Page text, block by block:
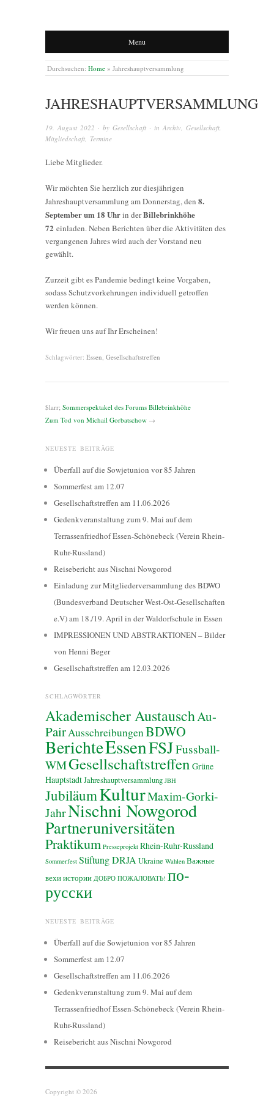
Menu
Durchsuchen: Home » Jahreshauptversammlung
JAHRESHAUPTVERSAMMLUNG
19. August 2022 · by Gesellschaft · in Archiv, Gesellschaft,
Mitgliedschaft, Termine
Liebe Mitglieder.
Wir möchten Sie herzlich zur diesjährigen
Jahreshauptversammlung am Donnerstag, den 8.
September um 18 Uhrin derBillebrinkhöhe
72 einladen. Neben Berichten über die Aktivitäten des
vergangenen Jahres wird auch der Vorstand neu
gewählt.
Zurzeit gibt es Pandemie bedingt keine Vorgaben,
sodass Schutzvorkehrungen individuell getroffen
werden können.
Wir freuen uns auf Ihr Erscheinen!
Schlagwörter: Essen Gesellschaftstreffen
$larr; Sommerspektakel des Forums Billebrinkhöhe
Zum Tod von Michail Gorbatschow →
NEUESTE BEITRÄGE
Überfall auf die Sowjetunion vor 85 Jahren
Sommerfest am 12.07
Gesellschaftstreffen am 11.06.2026
Gedenkveranstaltung zum 9. Mai auf dem
Terrassenfriedhof Essen-Schönebeck (Verein Rhein-
Ruhr-Russland)
Reisebericht aus Nischni Nowgorod
Einladung zur Mitgliederversammlung des BDWO
(Bundesverband Deutscher West-Ost-Gesellschaften
e.V) am 18./19. April in der Waldorfschule in Essen
IMPRESSIONEN UND ABSTRAKTIONEN – Bilder
von Henni Beger
Gesellschaftstreffen am 12.03.2026
SCHLAGWÖRTER
Akademischer AustauschAu-
PairAusschreibungenBDWO
BerichteEssenFSJFussball-
WMGesellschaftstreffen Grüne
HauptstadtJahreshauptversammlung JBH
JubiläumKulturMaxim-Gorki-
JahrNischni Nowgorod
Partneruniversitäten
Praktikum Presseprojekt Rhein-Ruhr-Russland
Sommerfest Stiftung DRJA Ukraine Wahlen Важные
вехи истории ДОБРО ПОЖАЛОВАТЬ! по-
русски
NEUESTE BEITRÄGE
Überfall auf die Sowjetunion vor 85 Jahren
Sommerfest am 12.07
Gesellschaftstreffen am 11.06.2026
Gedenkveranstaltung zum 9. Mai auf dem
Terrassenfriedhof Essen-Schönebeck (Verein Rhein-
Ruhr-Russland)
Reisebericht aus Nischni Nowgorod
Copyright © 2026